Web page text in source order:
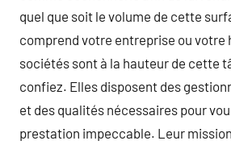
quel que soit le volume de cette
comprend votre entreprise ou votre
sociétés sont à la hauteur de cette
confiez. Elles disposent des
et des qualités nécessaires pour
prestation impeccable. Leur